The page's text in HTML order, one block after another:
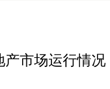
市场运行情况